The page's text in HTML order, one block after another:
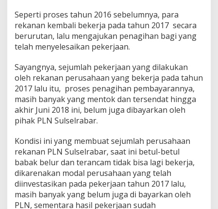
Seperti proses tahun 2016 sebelumnya, para
rekanan kembali bekerja pada tahun 2017 secara
berurutan, lalu mengajukan penagihan bagi yang
telah menyelesaikan pekerjaan.
Sayangnya, sejumlah pekerjaan yang dilakukan
oleh rekanan perusahaan yang bekerja pada tahun
2017 lalu itu, proses penagihan pembayarannya,
masih banyak yang mentok dan tersendat hingga
akhir Juni 2018 ini, belum juga dibayarkan oleh
pihak PLN Sulselrabar.
Kondisi ini yang membuat sejumlah perusahaan
rekanan PLN Sulselrabar, saat ini betul-betul
babak belur dan terancam tidak bisa lagi bekerja,
dikarenakan modal perusahaan yang telah
diinvestasikan pada pekerjaan tahun 2017 lalu,
masih banyak yang belum juga di bayarkan oleh
PLN, sementara hasil pekerjaan sudah